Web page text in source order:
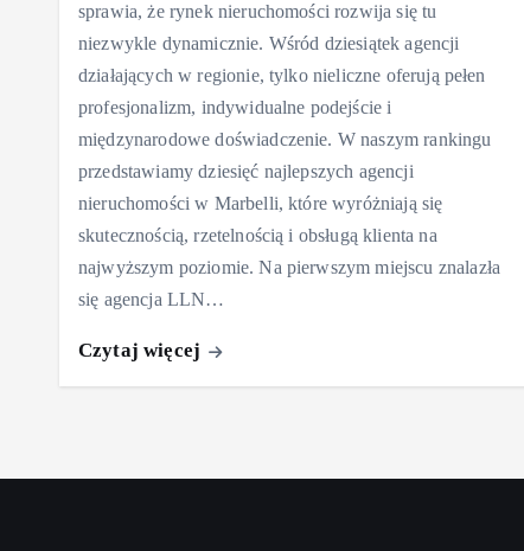
sprawia, że rynek nieruchomości rozwija się tu
niezwykle dynamicznie. Wśród dziesiątek agencji
działających w regionie, tylko nieliczne oferują pełen
profesjonalizm, indywidualne podejście i
międzynarodowe doświadczenie. W naszym rankingu
przedstawiamy dziesięć najlepszych agencji
nieruchomości w Marbelli, które wyróżniają się
skutecznością, rzetelnością i obsługą klienta na
najwyższym poziomie. Na pierwszym miejscu znalazła
się agencja LLN…
Czytaj więcej